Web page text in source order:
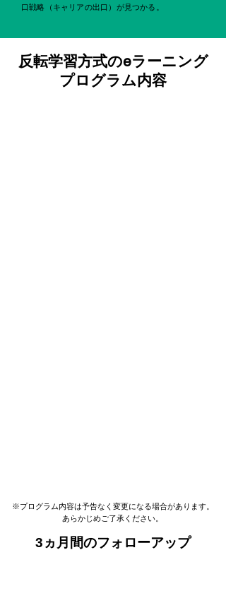
口戦略（キャリアの出口）が見つかる。
反転学習方式のeラーニング
プログラム内容
※プログラム内容は予告なく変更になる場合があります。
あらかじめご了承ください。
3ヵ月間のフォローアップ